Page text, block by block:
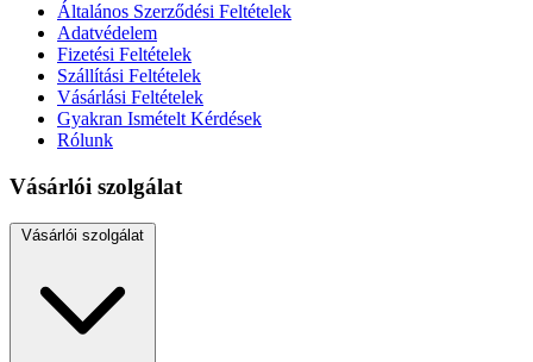
Általános Szerződési Feltételek
Adatvédelem
Fizetési Feltételek
Szállítási Feltételek
Vásárlási Feltételek
Gyakran Ismételt Kérdések
Rólunk
Vásárlói szolgálat
Vásárlói szolgálat